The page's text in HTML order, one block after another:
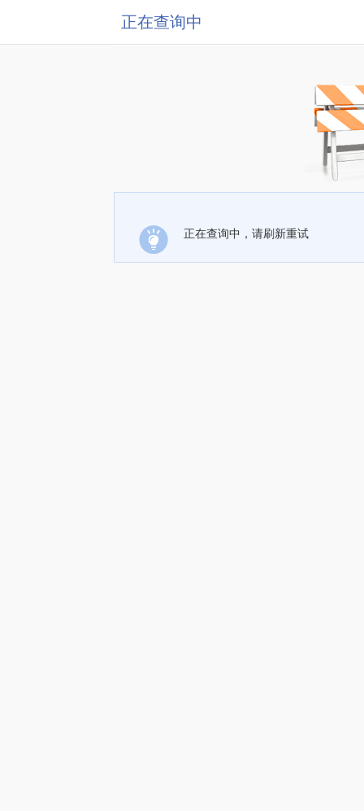
正在查询中
正在查询中，请刷新重试